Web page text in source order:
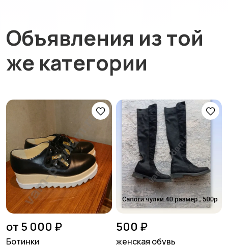
Объявления из той
же категории
от 5 000 ₽
Ботинки
500 ₽
женская обувь